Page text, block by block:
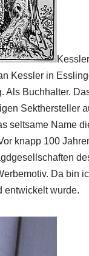
Kessler in
Als Buchhalter.
Sekthersteller
seltsame Name
knapp 100
Da bin
entwickelt wurde.